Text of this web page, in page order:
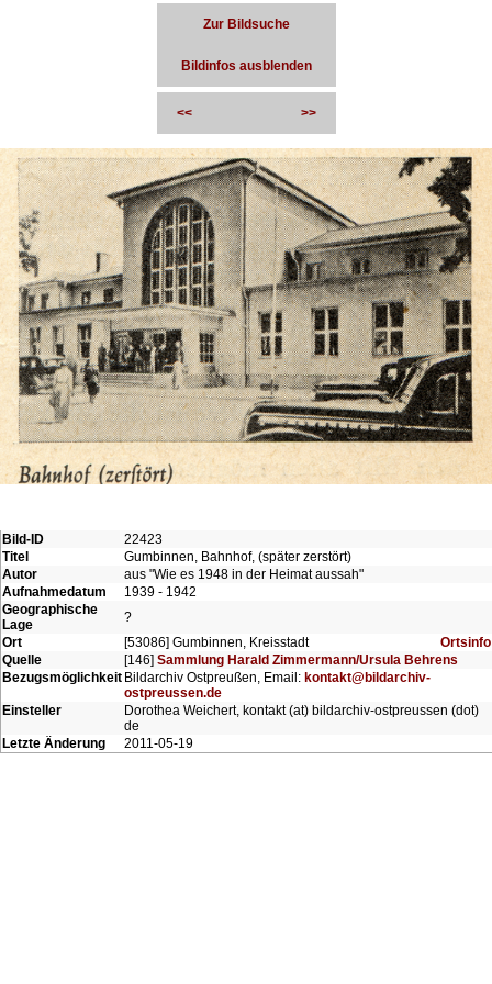
Zur Bildsuche
Bildinfos ausblenden
<< >>
Bild-ID
22423
Titel
Gumbinnen, Bahnhof, (später zerstört)
Autor
aus "Wie es 1948 in der Heimat aussah"
Aufnahmedatum
1939 - 1942
Geographische
Lage
?
Ort
[53086] Gumbinnen, Kreisstadt
Ortsinfo
Quelle
[146] Sammlung Harald Zimmermann/Ursula Behrens
Bezugsmöglichkeit Bildarchiv Ostpreußen, Email: kontakt@bildarchiv-
ostpreussen.de
Einsteller
Dorothea Weichert, kontakt (at) bildarchiv-ostpreussen (dot)
de
Letzte Änderung
2011-05-19